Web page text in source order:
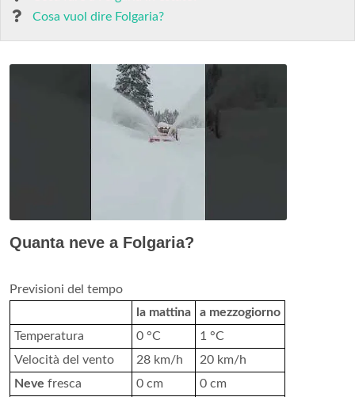
Cosa vuol dire Folgaria?
Quanta neve a Folgaria?
Previsioni del tempo
la mattina
a mezzogiorno
Temperatura
0 °C
1 °C
Velocità del vento
28 km/h
20 km/h
Neve fresca 0 cm
0 cm